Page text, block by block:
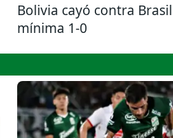
Bolivia cayó contra
mínima 1-0